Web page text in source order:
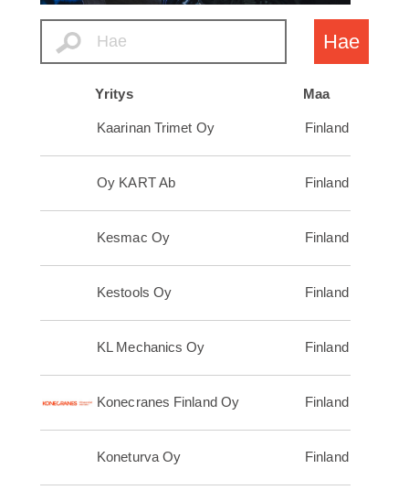
Hae
Yritys Maa
Kaarinan Trimet Oy Finland
Oy KART Ab Finland
Kesmac Oy Finland
Kestools Oy Finland
KL Mechanics Oy Finland
Konecranes Finland Oy Finland
Koneturva Oy Finland